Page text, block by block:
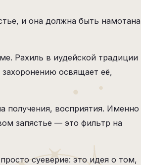
и она должна быть намотана
Рахиль в иудейской традиции
освящает её,
получения, восприятия. Именно
запястье — это фильтр на
суеверие: это идея о том,